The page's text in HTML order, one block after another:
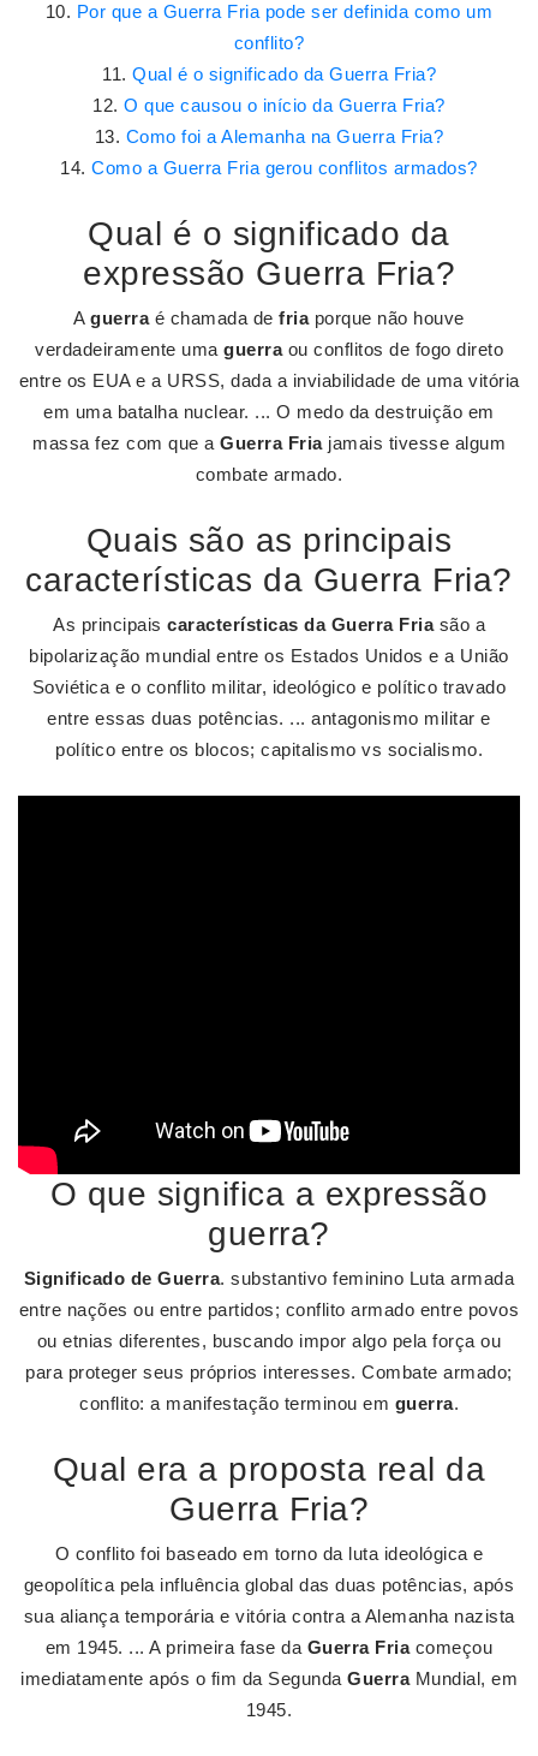
Por que a Guerra Fria pode ser definida como um
conflito?
Qual é o significado da Guerra Fria?
O que causou o início da Guerra Fria?
Como foi a Alemanha na Guerra Fria?
Como a Guerra Fria gerou conflitos armados?
Qual é o significado da
expressão Guerra Fria?
Aguerraé chamada defriaporque não houve
verdadeiramente uma guerraou conflitos de fogo direto
entre os EUA e a URSS, dada a inviabilidade de uma vitória
em uma batalha nuclear. ... O medo da destruição em
massa fez com que a Guerra Friajamais tivesse algum
combate armado.
Quais são as principais
características da Guerra Fria?
As principais características da Guerra Friasão a
bipolarização mundial entre os Estados Unidos e a União
Soviética e o conflito militar, ideológico e político travado
entre essas duas potências. ... antagonismo militar e
político entre os blocos; capitalismo vs socialismo.
O que significa a expressão
guerra?
Significado de Guerra. substantivo feminino Luta armada
entre nações ou entre partidos; conflito armado entre povos
ou etnias diferentes, buscando impor algo pela força ou
para proteger seus próprios interesses. Combate armado;
conflito: a manifestação terminou em guerra.
Qual era a proposta real da
Guerra Fria?
O conflito foi baseado em torno da luta ideológica e
geopolítica pela influência global das duas potências, após
sua aliança temporária e vitória contra a Alemanha nazista
em 1945. ... A primeira fase da Guerra Friacomeçou
imediatamente após o fim da Segunda GuerraMundial, em
1945.